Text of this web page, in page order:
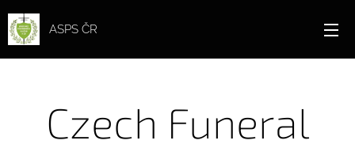
ASPS ČR
Czech Funeral